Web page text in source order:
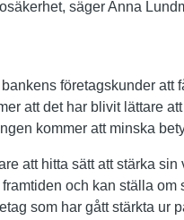
säger Anna
företagskunder att
att det har blivit lättare
kommer att minska
att hitta sätt att stärka sin
och kan ställa om
som har gått stärkta ur